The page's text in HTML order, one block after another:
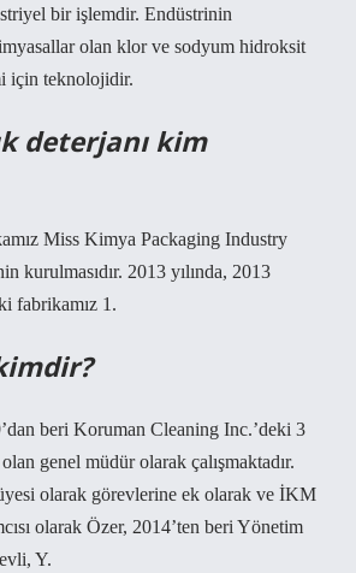
bir işlemdir. Endüstrinin
olan klor ve sodyum hidroksit
için teknolojidir.
deterjanı kim
Miss Kimya Packaging Industry
kurulmasıdır. 2013 yılında, 2013
fabrikamız 1.
beri Koruman Cleaning Inc.’deki 3
genel müdür olarak çalışmaktadır.
olarak görevlerine ek olarak ve İKM
olarak Özer, 2014’ten beri Yönetim
Y.